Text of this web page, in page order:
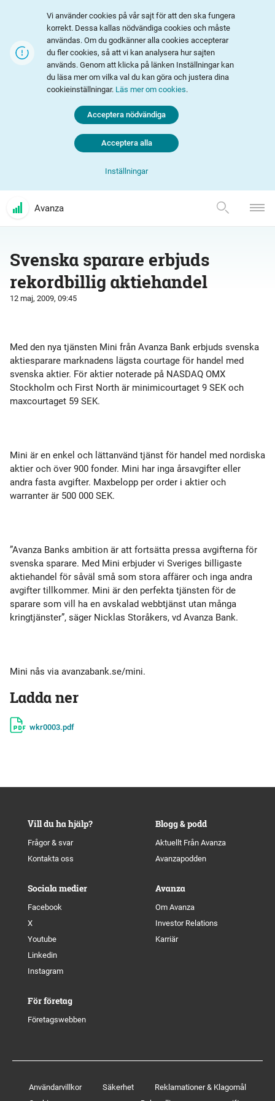
Vi använder cookies på vår sajt för att den ska fungera
korrekt. Dessa kallas nödvändiga cookies och måste
användas. Om du godkänner alla cookies accepterar
du fler cookies, så att vi kan analysera hur sajten
används. Genom att klicka på länken Inställningar kan
du läsa mer om vilka val du kan göra och justera dina
cookieinställningar. Läs mer om cookies.
Inställningar
Acceptera nödvändiga
Acceptera alla
Avanza
Svenska sparare erbjuds
rekordbillig aktiehandel
12 maj, 2009, 09:45
Med den nya tjänsten Mini från Avanza Bank erbjuds svenska
aktiesparare marknadens lägsta courtage för handel med
svenska aktier. För aktier noterade på NASDAQ OMX
Stockholm och First North är minimicourtaget 9 SEK och
maxcourtaget 59 SEK.
Mini är en enkel och lättanvänd tjänst för handel med nordiska
aktier och över 900 fonder. Mini har inga årsavgifter eller
andra fasta avgifter. Maxbelopp per order i aktier och
warranter är 500 000 SEK.
”Avanza Banks ambition är att fortsätta pressa avgifterna för
svenska sparare. Med Mini erbjuder vi Sveriges billigaste
aktiehandel för såväl små som stora affärer och inga andra
avgifter tillkommer. Mini är den perfekta tjänsten för de
sparare som vill ha en avskalad webbtjänst utan många
kringtjänster”, säger Nicklas Storåkers, vd Avanza Bank.
Mini nås via avanzabank.se/mini.
Ladda ner
wkr0003.pdf
Vill du ha hjälp?
Frågor & svar
Kontakta oss
Blogg & podd
Aktuellt Från Avanza
Avanzapodden
Sociala medier
Facebook
X
Youtube
Linkedin
Instagram
Avanza
Om Avanza
Investor Relations
Karriär
För företag
Företagswebben
Användarvillkor Säkerhet
Reklamationer & Klagomål